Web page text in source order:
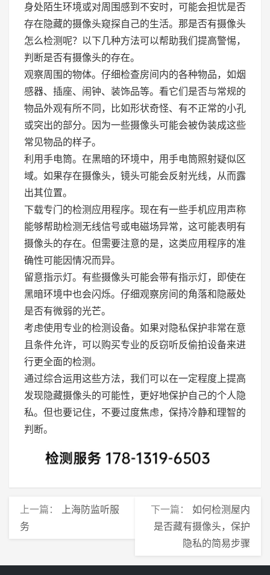
身处陌生环境或对周围感到不安时，可能会担忧是否
存在隐藏的摄像头窥探自己的生活。那是否有摄像头
怎么检测呢？以下几种方法可以帮助我们提高警惕，
判断是否有摄像头的存在。
观察周围的物体。仔细检查房间内的各种物品，如烟
感器、插座、闹钟、装饰品等。看它们是否与常规的
物品外观有所不同，比如形状奇怪、有不正常的小孔
或突出的部分。因为一些摄像头可能会被伪装成这些
常见物品的样子。
利用手电筒。在黑暗的环境中，用手电筒照射疑似区
域。如果存在摄像头，镜头可能会反射光线，从而露
出其位置。
下载专门的检测应用程序。现在有一些手机应用声称
能够帮助检测无线信号或电磁场异常，这可能表明有
摄像头的存在。但需要注意的是，这类应用程序的准
确性可能因情况而异。
留意指示灯。有些摄像头可能会带有指示灯，即使在
黑暗环境中也会闪烁。仔细观察房间的角落和隐蔽处
是否有微弱的光芒。
考虑使用专业的检测设备。如果对隐私保护非常在意
且条件允许，可以购买专业的反窃听反偷拍设备来进
行更全面的检测。
通过综合运用这些方法，我们可以在一定程度上提高
发现隐藏摄像头的可能性，更好地保护自己的个人隐
私。但也要记住，不要过度焦虑，保持冷静和理智的
判断。
上一篇： 上海防监听服
务
下一篇： 如何检测屋内
是否藏有摄像头，保护
隐私的简易步骤